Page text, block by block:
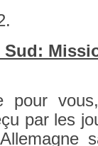
par les